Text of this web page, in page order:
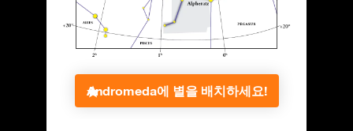
Andromeda에 별을 배치하세요!